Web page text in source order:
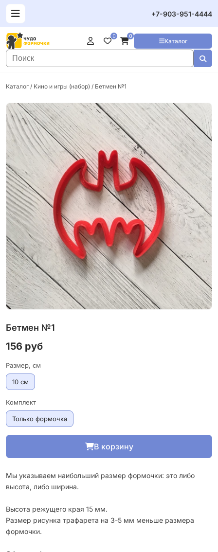
+7-903-951-4444
Каталог
0 0
Каталог / Кино и игры (набор) / Бетмен №1
Бетмен №1
156 руб
Размер, см
10 см
Комплект
Только формочка
В корзину
Мы указываем наибольший размер формочки: это либо
высота, либо ширина.
Высота режущего края 15 мм.
Размер рисунка трафарета на 3-5 мм меньше размера
формочки.